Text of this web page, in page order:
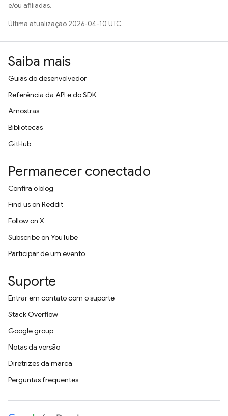
e/ou afiliadas.
Última atualização 2026-04-10 UTC.
Saiba mais
Guias do desenvolvedor
Referência da API e do SDK
Amostras
Bibliotecas
GitHub
Permanecer conectado
Confira o blog
Find us on Reddit
Follow on X
Subscribe on YouTube
Participar de um evento
Suporte
Entrar em contato com o suporte
Stack Overflow
Google group
Notas da versão
Diretrizes da marca
Perguntas frequentes